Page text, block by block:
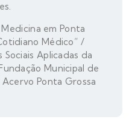
em Ponta
Médico” /
Aplicadas da
Municipal de
Ponta Grossa